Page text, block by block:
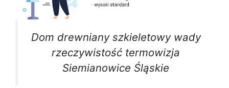
Dom drewniany szkieletowy wady
rzeczywistość termowizja
Siemianowice Śląskie